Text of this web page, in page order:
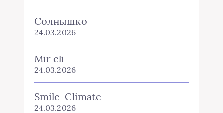
Солнышко
24.03.2026
Mir cli
24.03.2026
Smile-Climate
24.03.2026